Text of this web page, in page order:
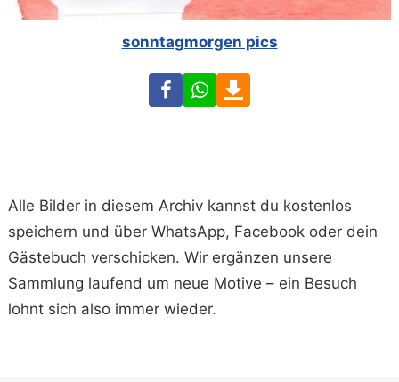
sonntagmorgen pics
FacebookWhatsApp
Alle Bilder in diesem Archiv kannst du kostenlos
speichern und über WhatsApp, Facebook oder dein
Gästebuch verschicken. Wir ergänzen unsere
Sammlung laufend um neue Motive – ein Besuch
lohnt sich also immer wieder.